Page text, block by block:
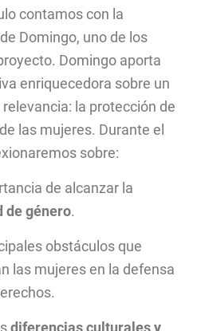
contamos con la
Domingo, uno de los
Domingo aporta
enriquecedora sobre un
la protección de
las mujeres. Durante el
sobre:
de alcanzar la
de género.
obstáculos que
las mujeres en la defensa
diferencias culturales y